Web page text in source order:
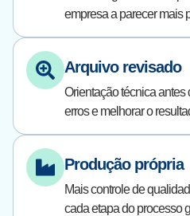
empresa a parecer mais
Arquivo revisado
Orientação técnica
erros e melhorar o
Produção própria
Mais controle de
cada etapa do processo